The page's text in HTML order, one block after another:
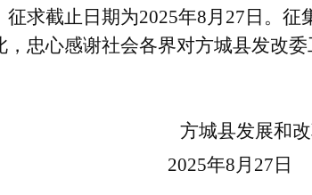
求截止日期为2025年8月27日。征
忠心感谢社会各界对方城县发改委
方城县发展和
2025年8月 27 日